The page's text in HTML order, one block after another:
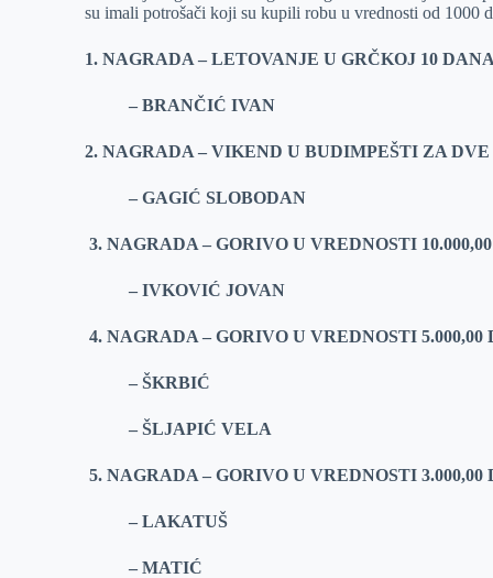
p
l
su imali potrošači koji su kupili robu u vrednosti od 1000
1. NAGRADA – LETOVANJE U GRČKOJ 10
– BRANČIĆ IVAN
2. NAGRADA – VIKEND U BUDIMPEŠTI ZA DVE
– GAGIĆ SLOBODAN
3. NAGRADA – GORIVO U VREDNOSTI
– IVKOVIĆ JOVAN
4. NAGRADA – GORIVO U VREDNOSTI 5.000,00
– ŠKRBIĆ
– ŠLJAPIĆ VELA
5. NAGRADA – GORIVO U VREDNOSTI 3.000,00
– LAKATUŠ
– MATIĆ